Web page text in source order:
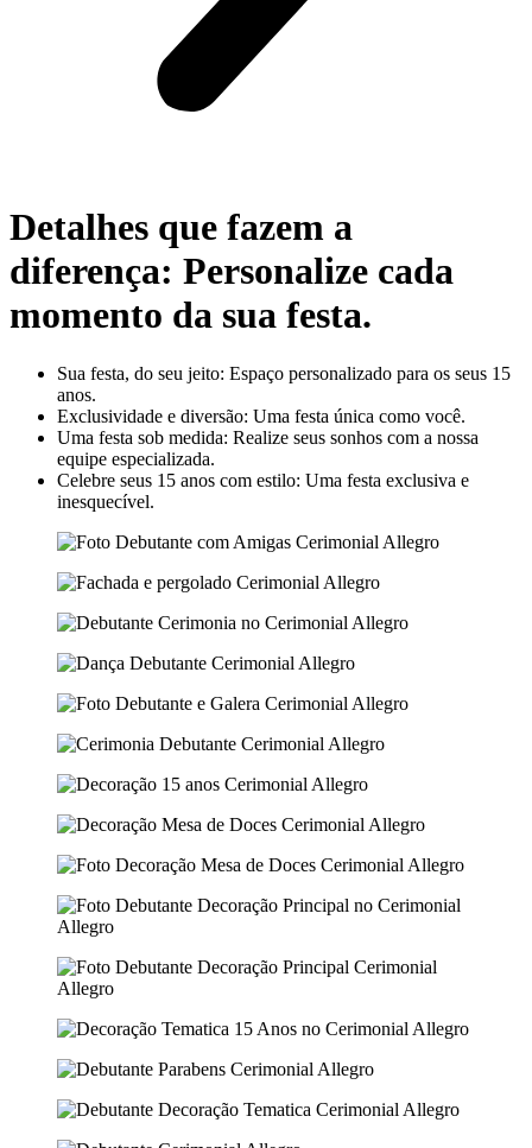
Detalhes que fazem a
diferença: Personalize cada
momento da sua festa.
Sua festa, do seu jeito: Espaço personalizado para os seus 15
anos.
Exclusividade e diversão: Uma festa única como você.
Uma festa sob medida: Realize seus sonhos com a nossa
equipe especializada.
Celebre seus 15 anos com estilo: Uma festa exclusiva e
inesquecível.